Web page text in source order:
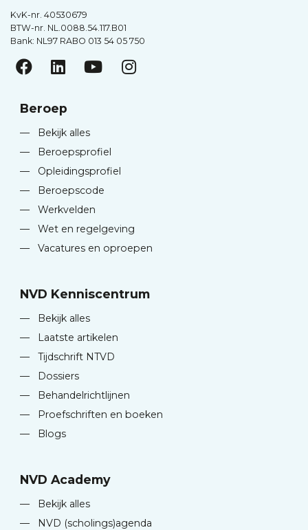
KvK-nr. 40530679
BTW-nr. NL.0088.54.117.B01
Bank: NL97 RABO 013 54 05 750
Beroep
—
Bekijk alles
—
Beroepsprofiel
—
Opleidingsprofiel
—
Beroepscode
—
Werkvelden
—
Wet en regelgeving
—
Vacatures en oproepen
NVD Kenniscentrum
—
Bekijk alles
—
Laatste artikelen
—
Tijdschrift NTVD
—
Dossiers
—
Behandelrichtlijnen
—
Proefschriften en boeken
—
Blogs
NVD Academy
—
Bekijk alles
—
NVD (scholings)agenda